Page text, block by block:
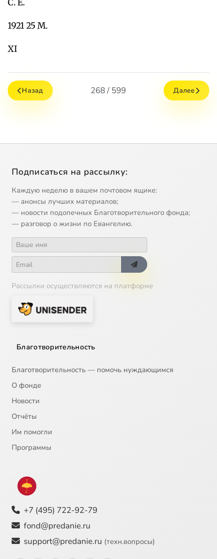
С. Е.
1921 25 М.
XI
Назад 268 / 599 Далее
Подписаться на рассылку:
Каждую неделю в вашем почтовом ящике:
— анонсы лучших материалов;
— новости подопечных Благотворительного фонда;
— разговор о жизни по Евангелию.
Рассылки осуществляются на платформе
Благотворительность
Благотворительность — помочь нуждающимся
О фонде
Новости
Отчёты
Им помогли
Программы
+7 (495) 722-92-79
fond@predanie.ru
support@predanie.ru (техн.вопросы)